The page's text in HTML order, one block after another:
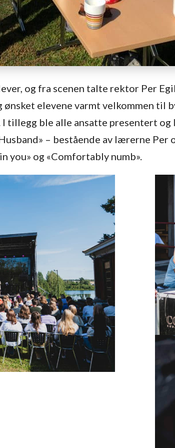
og fra scenen talte rektor Per
elevene varmt velkommen til
I tillegg ble alle ansatte presentert
– bestående av lærerne
you» og «Comfortably numb».